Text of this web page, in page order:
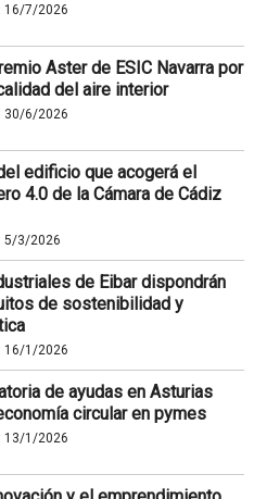
16/7/2026
Aster de ESIC Navarra por
del aire interior
30/6/2026
edificio que acogerá el
4.0 de la Cámara de Cádiz
5/3/2026
de Eibar dispondrán
de sostenibilidad y
16/1/2026
de ayudas en Asturias
circular en pymes
13/1/2026